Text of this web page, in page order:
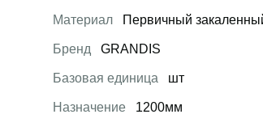
Материал Первичный
Бренд GRANDIS
Базовая единица шт
Назначение 1200мм